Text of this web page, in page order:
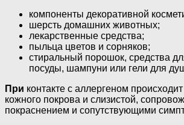
компоненты декоративной
шерсть домашних животных;
лекарственные средства;
пыльца цветов и сорняков;
стиральный порошок, средства
посуды, шампуни или гели для
При контакте с аллергеном
кожного покрова и слизистой,
покраснением и сопутствующими